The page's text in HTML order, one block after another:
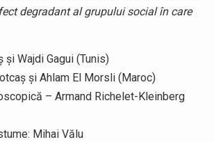
degradant al grupului social în care
și Wajdi Gagui (Tunis)
și Ahlam El Morsli (Maroc)
– Armand Richelet-Kleinberg
Mihai Vălu